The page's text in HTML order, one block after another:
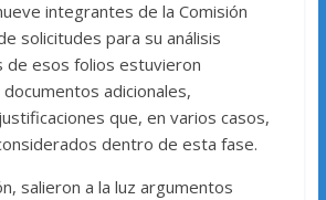
integrantes de la Comisión
solicitudes para su análisis
de esos folios estuvieron
adicionales,
que, en varios casos,
dentro de esta fase.
salieron a la luz argumentos